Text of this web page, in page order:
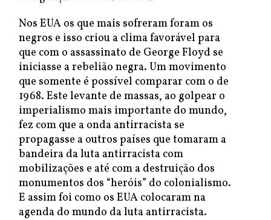
Nos EUA os que mais sofreram foram os
negros e isso criou a clima favorável para
que com o assassinato de George Floyd se
iniciasse a rebelião negra. Um movimento
que somente é possível comparar com o de
1968. Este levante de massas, ao golpear o
imperialismo mais importante do mundo,
fez com que a onda antirracista se
propagasse a outros países que tomaram a
bandeira da luta antirracista com
mobilizações e até com a destruição dos
monumentos dos “heróis” do colonialismo.
E assim foi como os EUA colocaram na
agenda do mundo da luta antirracista.